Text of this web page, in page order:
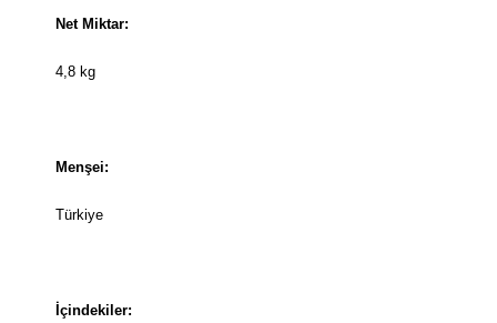
Net Miktar:
4,8 kg
Menşei:
Türkiye
İçindekiler: